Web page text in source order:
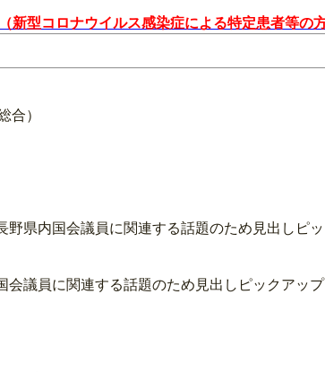
型コロナウイルス感染症による特定患者等の方
合）
県内国会議員に関連する話題のため見出しピ
議員に関連する話題のため見出しピックアップ